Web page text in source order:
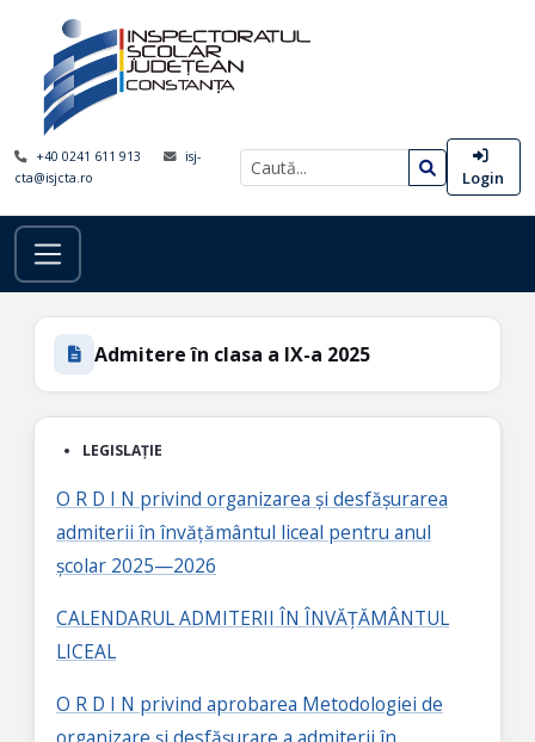
+40 0241 611 913
isj-
cta@isjcta.ro
Login
Admitere în clasa a IX-a 2025
LEGISLAȚIE
O R D I N privind organizarea și desfășurarea
admiterii în învățământul liceal pentru anul
școlar 2025—2026
CALENDARUL ADMITERII ÎN ÎNVĂȚĂMÂNTUL
LICEAL
O R D I N privind aprobarea Metodologiei de